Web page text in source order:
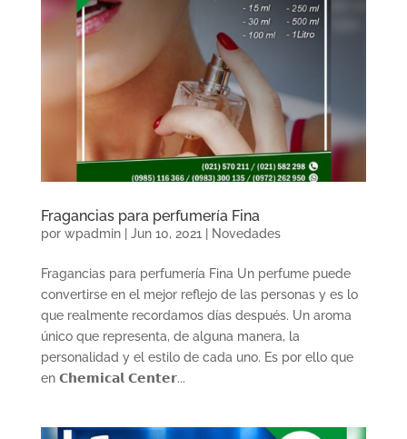
Fragancias para perfumería Fina
por wpadmin| Jun 10, 2021 | Novedades
Fragancias para perfumería Fina Un perfume puede
convertirse en el mejor reflejo de las personas y es lo
que realmente recordamos días después. Un aroma
único que representa, de alguna manera, la
personalidad y el estilo de cada uno. Es por ello que
en 𝗖𝗵𝗲𝗺𝗶𝗰𝗮𝗹 𝗖𝗲𝗻𝘁𝗲𝗿...